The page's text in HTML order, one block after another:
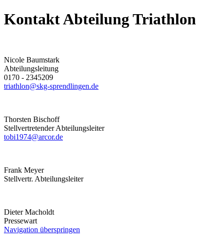
Kontakt Abteilung Triathlon
Nicole Baumstark
Abteilungsleitung
0170 - 2345209
triathlon@skg-sprendlingen.de
Thorsten Bischoff
Stellvertretender Abteilungsleiter
tobi1974@arcor.de
Frank Meyer
Stellvertr. Abteilungsleiter
Dieter Macholdt
Pressewart
Navigation überspringen